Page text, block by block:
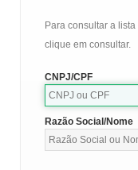
Para consultar a
clique em consultar.
CNPJ/CPF
Razão Social/Nome